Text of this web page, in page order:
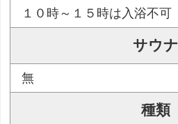
１０時～１５時は入浴不可
サウナ
無
種類